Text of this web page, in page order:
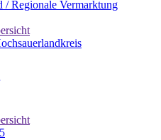
/ Regionale Vermarktung